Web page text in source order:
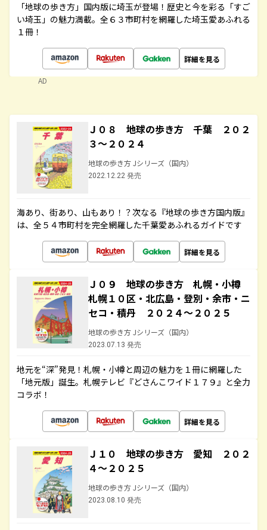
「地球の歩き方」国内版に埼玉が登場！歴史と今を彩る「すご
い埼玉」の魅力満載。全６３市町村を網羅した埼玉愛あふれる
１冊！
詳細を見る
AD
Ｊ０８ 地球の歩き方 千葉 ２０２
３～２０２４
地球の歩き方 Jシリーズ（国内）
2022.12.22 発売
海あり、街あり、山もあり！？次なる『地球の歩き方国内版』
は、全５４市町村を完全網羅した千葉愛あふれるガイドです
詳細を見る
Ｊ０９ 地球の歩き方 札幌・小樽
札幌１０区・北広島・登別・余市・ニ
セコ・積丹 ２０２４～２０２５
地球の歩き方 Jシリーズ（国内）
2023.07.13 発売
地元を“深”発見！札幌・小樽と周辺の魅力を１冊に網羅した
「地元版」誕生。札幌テレビ『どさんこワイド１７９』と全力
コラボ！
詳細を見る
Ｊ１０ 地球の歩き方 愛知 ２０２
４～２０２５
地球の歩き方 Jシリーズ（国内）
2023.08.10 発売